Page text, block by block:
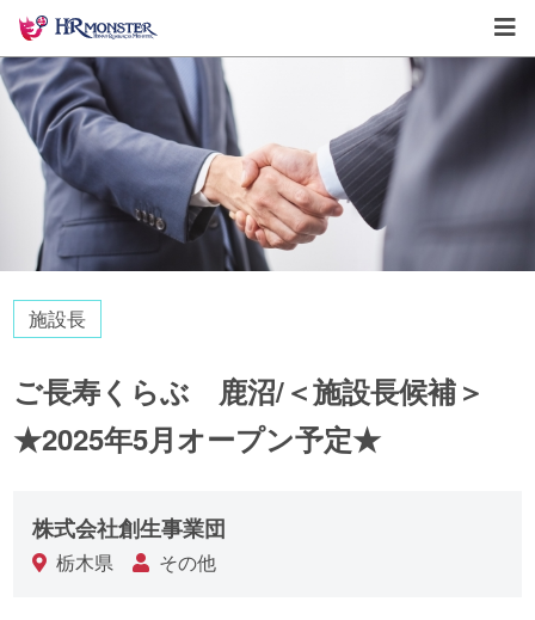
施設長
ご長寿くらぶ 鹿沼/＜施設長候補＞
★2025年5月オープン予定★
株式会社創生事業団
栃木県 その他